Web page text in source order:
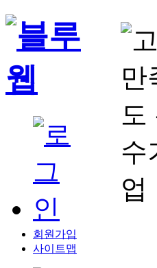
회원가입
사이트맵